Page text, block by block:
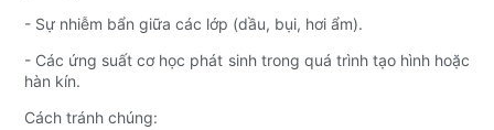
- Sự nhiễm bẩn giữa các lớp (dầu, bụi, hơi ẩm).
- Các ứng suất cơ học phát sinh trong quá trình tạo hình hoặc
hàn kín.
Cách tránh chúng: